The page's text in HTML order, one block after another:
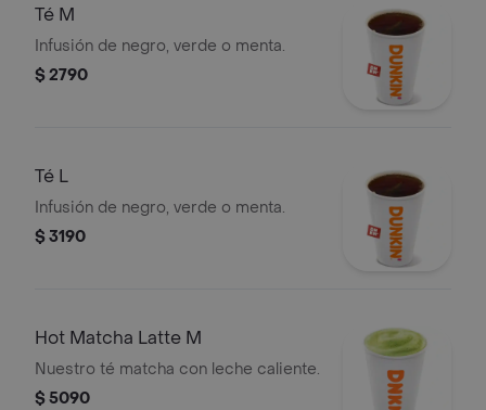
Té M
Infusión de negro, verde o menta.
$ 2790
Té L
Infusión de negro, verde o menta.
$ 3190
Hot Matcha Latte M
Nuestro té matcha con leche caliente.
$ 5090